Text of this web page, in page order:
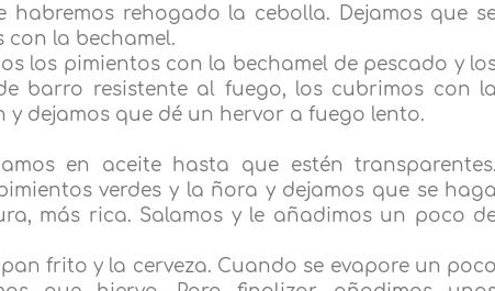
rehogado la cebolla. Dejamos que
con la bechamel.
los pimientos con la bechamel de pescado y
barro resistente al fuego, los cubrimos con
dejamos que dé un hervor a fuego lento.
en aceite hasta que estén
verdes y la ñora y dejamos que se
más rica. Salamos y le añadimos un poco
frito y la cerveza. Cuando se evapore un